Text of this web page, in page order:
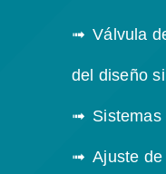
Válvula
del diseño
Ajuste